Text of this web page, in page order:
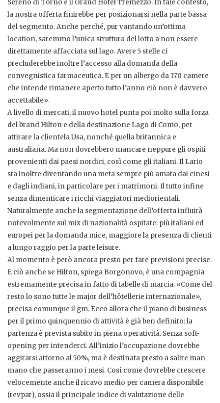
Sereno di Torno e il Grand Hotel Tremezzo. In tale contesto,
la nostra offerta finirebbe per posizionarsi nella parte bassa
del segmento. Anche perché, pur vantando un’ottima
location, saremmo l’unica struttura del lotto a non essere
direttamente affacciata sul lago. Avere 5 stelle ci
precluderebbe inoltre l’accesso alla domanda della
convegnistica farmaceutica. E per un albergo da 170 camere
che intende rimanere aperto tutto l’anno ciò non è davvero
accettabile».
A livello di mercati, il nuovo hotel punta poi molto sulla forza
del brand Hilton e della destinazione Lago di Como, per
attirare la clientela Usa, nonché quella britannica e
australiana. Ma non dovrebbero mancare neppure gli ospiti
provenienti dai paesi nordici, così come gli italiani. Il Lario
sta inoltre diventando una meta sempre più amata dai cinesi
e dagli indiani, in particolare per i matrimoni. Il tutto infine
senza dimenticare i ricchi viaggiatori mediorientali.
Naturalmente anche la segmentazione dell’offerta influirà
notevolmente sul mix di nazionalità ospitate: più italiani ed
europei per la domanda mice, maggiore la presenza di clienti
a lungo raggio per la parte leisure.
Al momento è però ancora presto per fare previsioni precise.
E ciò anche se Hilton, spiega Borgonovo, è una compagnia
estremamente precisa in fatto di tabelle di marcia. «Come del
resto lo sono tutte le major dell’hôtellerie internazionale»,
precisa comunque il gm. Ecco allora che il piano di business
per il primo quinquennio di attività è già ben definito: la
partenza è prevista subito in piena operatività. Senza soft-
opening per intenderci. All’inizio l’occupazione dovrebbe
aggirarsi attorno al 50%, ma è destinata presto a salire man
mano che passeranno i mesi. Così come dovrebbe crescere
velocemente anche il ricavo medio per camera disponibile
(revpar), ossia il principale indice di valutazione delle